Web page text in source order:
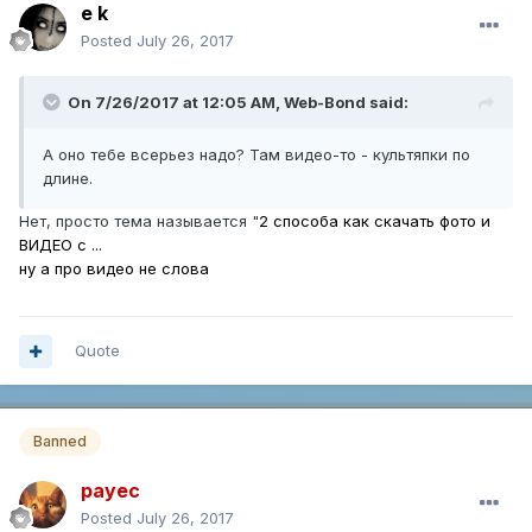
e k
Posted July 26, 2017
On 7/26/2017 at 12:05 AM, Web-Bond said:
А оно тебе всерьез надо? Там видео-то - культяпки по
длине.
Нет, просто тема называется "2 способа как скачать фото и
ВИДЕО с ...
ну а про видео не слова
Quote
Banned
payec
Posted July 26, 2017